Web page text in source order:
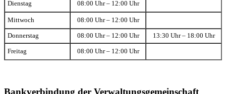
Dienstag 08:00 Uhr – 12:00 Uhr
Mittwoch 08:00 Uhr – 12:00 Uhr
Donnerstag 08:00 Uhr – 12:00 Uhr 13:30 Uhr – 18:00 Uhr
Freitag 08:00 Uhr – 12:00 Uhr